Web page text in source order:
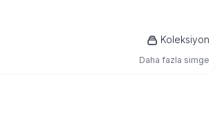
Koleksiyon
Daha fazla simge